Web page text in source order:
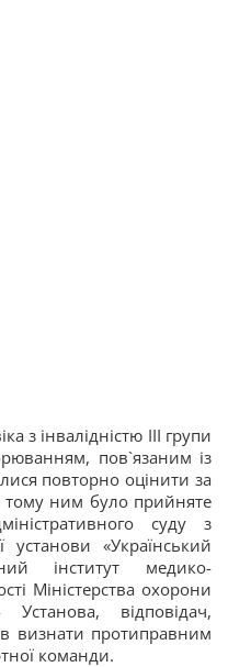
з інвалідністю ІІІ групи
пов`язаним із
повторно оцінити за
тому ним було прийняте
суду з
«Український
інститут медико-
Міністерства охорони
відповідач,
визнати протиправним
команди.